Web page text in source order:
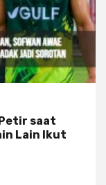
saat
Lain Ikut